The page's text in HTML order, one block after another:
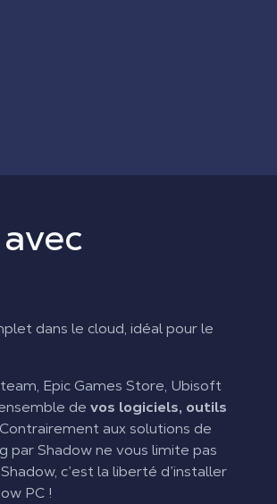
dans le cloud, idéal pour le
Epic Games Store, Ubisoft
de vos logiciels, outils
aux solutions de
par Shadow ne vous limite pas
c’est la liberté d’installer
PC !